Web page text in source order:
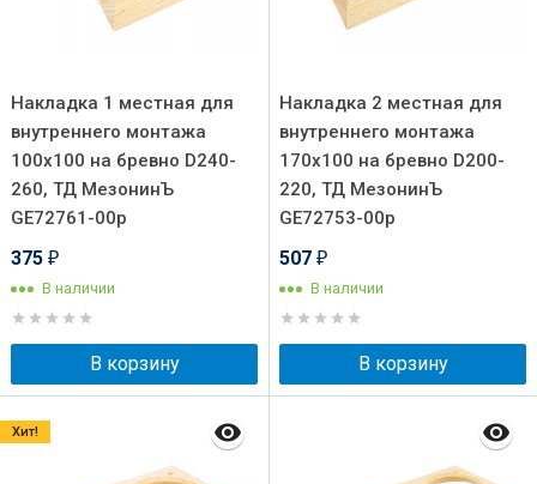
Накладка 1 местная для
внутреннего монтажа
100х100 на бревно D240-
260, ТД МезонинЪ
GE72761-00p
375 ₽
В наличии
В корзину
Накладка 2 местная для
внутреннего монтажа
170х100 на бревно D200-
220, ТД МезонинЪ
GE72753-00p
507 ₽
В наличии
В корзину
Хит!